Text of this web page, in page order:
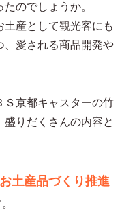
のでしょうか。
産として観光客にも
、愛される商品開発や
Ｓ京都キャスターの竹
りだくさんの内容と
土産品づくり推進